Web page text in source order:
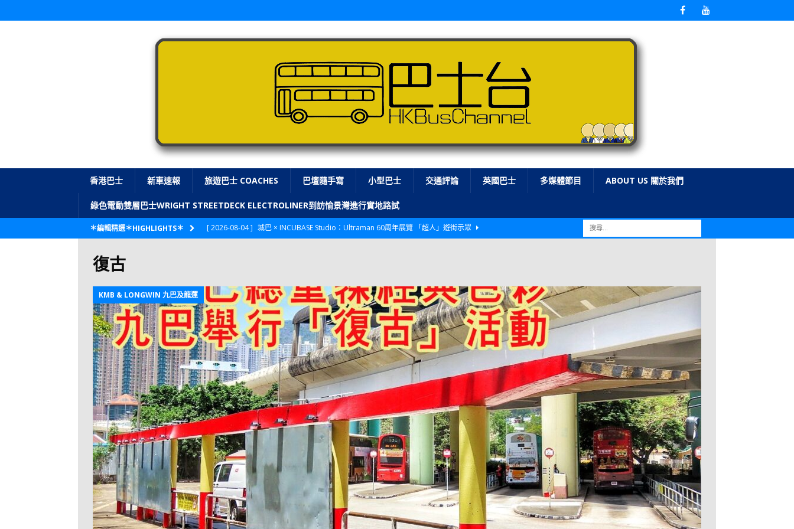
香港巴士 新車速報 旅遊巴士 COACHES 巴壇隨手寫 小型巴士 交通評論 英國巴士 多媒體節目 ABOUT US 關於我們
綠色電動雙層巴士WRIGHT STREETDECK ELECTROLINER到訪愉景灣進行實地路試
＊編輯精選＊HIGHLIGHTS＊ [ 2026-08-04 ] 城巴 × INCUBASE Studio：Ultraman 60周年展覽 「超人」遊街示眾
LONGWIN 九巴及龍運
[ 2026-07-26 ] 【新車速報】第一部 410PS 規格宇通旅遊巴士 – 榮利「樂園快線」仕様
新車速報
[ 2026-07-23 ] 【電車】究竟幾幅插畫係為乜過唔到審批？
公益活動
[ 2026-07-22 ] 【輕鐵】痴卡哇列車2026年暑假陪大家搭「輕鐵發現號」旅遊專綫
MTR 港鐵
[ 2026-07-07 ] VOLVO 全新電動巴士 BERL 樣板車抵港
電動巴士
[ 2026-07-05 ] 美國國慶250，貼部電車慶祝，準備禮物叫人任影
電車
[ 2026-06-24 ]
校巴終於第一滴血了
巴壇隨手寫
[ 2026-06-23 ]
【纜車】昂坪360正式開展20周年慶典 玩轉「日與夜」好時光
MTR 港
鐵
[ 2026-06-22 ]
Adidas FIFA 世界盃 The Yard 巴士巡遊 CITYBUS 城巴
復古
KMB & LONGWIN 九巴及龍運